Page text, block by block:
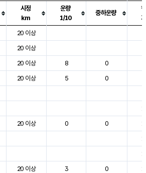
, 날씨, 기온, 강수, 바람, 기압등을 안내한 표입
시정
km
운량
1/10
중하운량
20 이상
20 이상
20 이상 8 0
20 이상 5 0
20 이상 0 0
20 이상 3 0